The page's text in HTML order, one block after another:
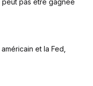
peut pas être gagnée
et la Fed,